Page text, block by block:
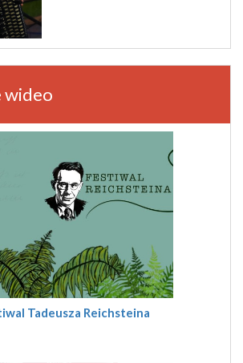
wideo
Tadeusza Reichsteina